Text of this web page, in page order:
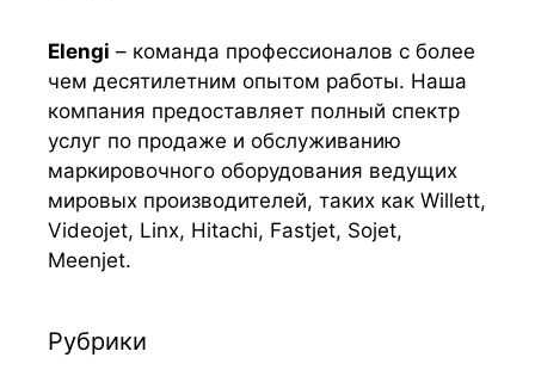
Elengi – команда профессионалов с более
чем десятилетним опытом работы. Наша
компания предоставляет полный спектр
услуг по продаже и обслуживанию
маркировочного оборудования ведущих
мировых производителей, таких как Willett,
Videojet, Linx, Hitachi, Fastjet, Sojet,
Meenjet.
Рубрики